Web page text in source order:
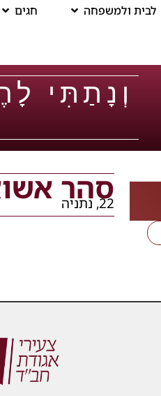
לבית ולמשפחה חגים
וְנָתַתִּי
סהר
22, נתניה